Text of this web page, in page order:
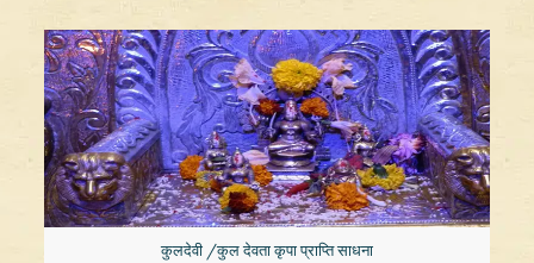
कुलदेवी /कुल देवता कृपा प्राप्ति साधना